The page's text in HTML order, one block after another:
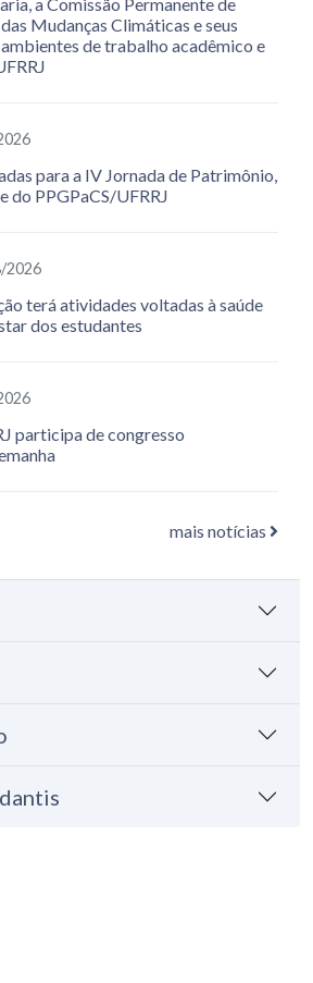
Mudanças Climáticas e seus
de trabalho acadêmico e
para a IV Jornada de Patrimônio,
do PPGPaCS/UFRRJ
2026
terá atividades voltadas à saúde
dos estudantes
participa de congresso
mais notícias